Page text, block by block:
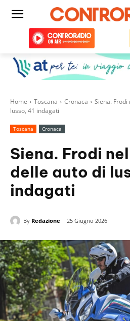
Home Toscana Cronaca
Siena.
lusso, 41 indagati
Toscana Cronaca
Siena. Frodi
delle auto di
indagati
By Redazione 25 Giugno 2026